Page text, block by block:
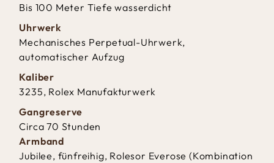
Bis 100 Meter Tiefe wasserdicht
Uhrwerk
Mechanisches Perpetual-Uhrwerk,
automatischer Aufzug
Kaliber
3235, Rolex Manufakturwerk
Gangreserve
Circa 70 Stunden
Armband
Jubilee, fünfreihig, Rolesor Everose (Kombination